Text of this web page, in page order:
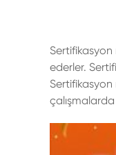
Sertifikasyon
ederler.
Sertifikasyon
çalışmalarda